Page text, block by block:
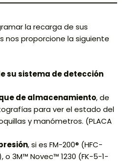
la recarga de sus
nos proporcione la siguiente
su sistema de detección
de almacenamiento, de
para ver el estado del
y manómetros. (PLACA
, si es FM-200® (HFC-
o 3M™ Novec™ 1230 (FK-5-1-